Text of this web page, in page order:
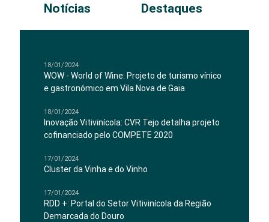
Notícias Destaques
18/01/2024
WOW - World of Wine: Projeto de turismo vínico
e gastronómico em Vila Nova de Gaia
18/01/2024
Inovação Vitivinícola: CVR Tejo detalha projeto
cofinanciado pelo COMPETE 2020
17/01/2024
Cluster da Vinha e do Vinho
17/01/2024
RDD +: Portal do Setor Vitivinícola da Região
Demarcada do Douro